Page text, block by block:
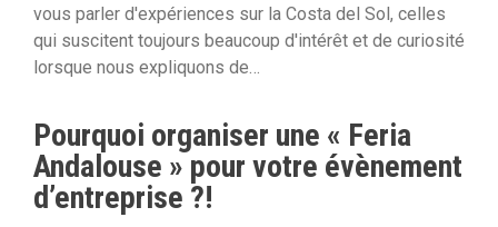
vous parler d'expériences sur la Costa del Sol, celles
qui suscitent toujours beaucoup d'intérêt et de curiosité
lorsque nous expliquons de…
Pourquoi organiser une « Feria
Andalouse » pour votre évènement
d’entreprise ?!